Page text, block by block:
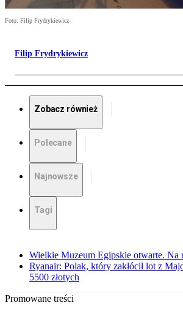
Foto: Filip Frydrykiewicz
Filip Frydrykiewicz
Zobacz również
Polecane
Najnowsze
Tagi
Wielkie Muzeum Egipskie otwarte. Na
Ryanair: Polak, który zakłócił lot z
5500 złotych
Promowane treści